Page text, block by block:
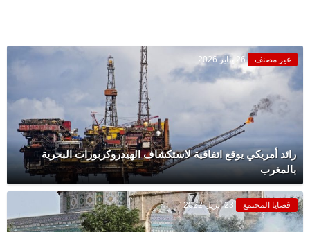
غير مصنف 26 يناير 2026
رائد أمريكي يوقع اتفاقية لاستكشاف الهيدروكربورات البحرية
بالمغرب
قضايا المجتمع 23 أبريل 2022